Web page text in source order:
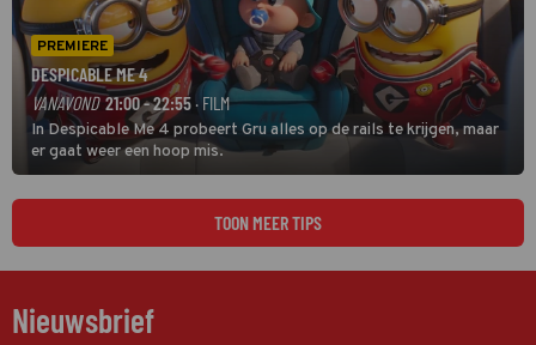
PREMIERE
DESPICABLE ME 4
VANAVOND 21:00 - 22:55 · FILM
In Despicable Me 4 probeert Gru alles op de rails te krijgen, maar
er gaat weer een hoop mis.
TOON MEER TIPS
Nieuwsbrief